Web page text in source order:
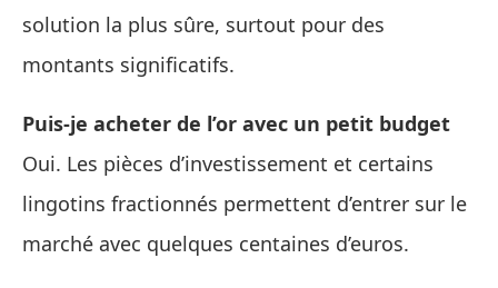
solution la plus sûre, surtout pour des
montants significatifs.
Puis-je acheter de l’or avec un petit budget
Oui. Les pièces d’investissement et certains
lingotins fractionnés permettent d’entrer sur le
marché avec quelques centaines d’euros.